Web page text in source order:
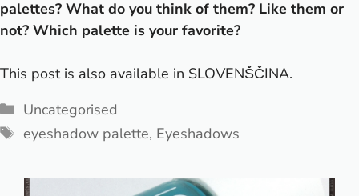
palettes? What do you think of them? Like them or
not? Which palette is your favorite?
This post is also available in SLOVENŠČINA.
Categories
Uncategorised
Tags
eyeshadow palette, Eyeshadows